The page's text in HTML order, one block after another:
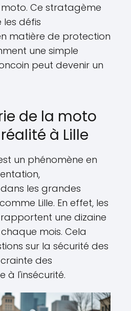
Ce stratagème
les défis
matière de protection
une simple
peut devenir un
de la moto
à Lille
un phénomène en
les grandes
Lille. En effet, les
une dizaine
mois. Cela
sur la sécurité des
des
à l'insécurité.